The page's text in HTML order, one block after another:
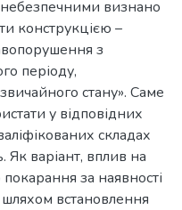
небезпечними визнано
конструкцією –
з
періоду,
стану». Саме
у відповідних
складах
варіант, вплив на
за наявності
встановлення